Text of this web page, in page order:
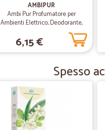
AMBIPUR
Ambi Pur Profumatore per
Ambienti Elettrico, Deodorante,
Lenor Freschezza di Capri, Ricarica
20ml
6,15 €
Spesso